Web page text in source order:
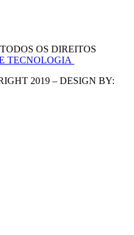
OS DIREITOS
TECNOLOGIA
2019 – DESIGN BY: